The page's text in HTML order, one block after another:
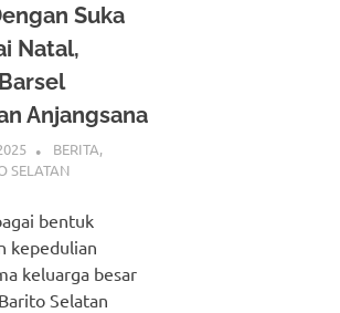
Suka
Natal,
Anjangsana
ADMIN_POLRESBARSEL
BERITA,
SELATAN
bentuk
kepedulian
keluarga besar
Selatan